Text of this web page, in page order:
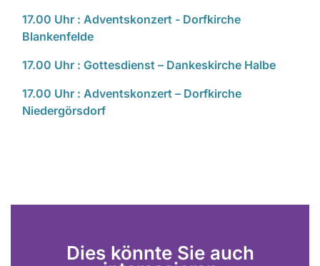
17.00 Uhr : Adventskonzert - Dorfkirche
Blankenfelde
17.00 Uhr : Gottesdienst – Dankeskirche Halbe
17.00 Uhr : Adventskonzert – Dorfkirche
Niedergörsdorf
Dies könnte Sie auch